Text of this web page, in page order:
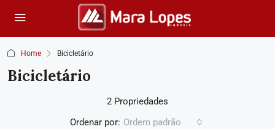
Home Bicicletário
Bicicletário
2 Propriedades
Ordenar por: Ordem padrão